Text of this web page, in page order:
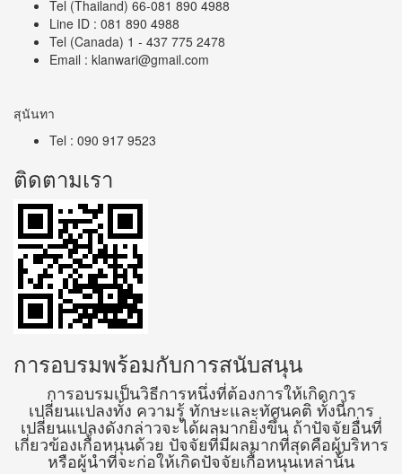
Tel (Thailand) 66-081 890 4988
Line ID : 081 890 4988
Tel (Canada) 1 - 437 775 2478
Email : klanwari@gmail.com
สุนันทา
Tel : 090 917 9523
ติดตามเรา
การอบรมพร้อมกับการสนับสนุน
การอบรมเป็นวิธีการหนึ่งที่ต้องการให้เกิดการ
เปลี่ยนแปลงทั้ง ความรู้ ทักษะและทัศนคติ ทั้งนี้การ
เปลี่ยนแปลงดังกล่าวจะได้ผลมากยิ่งขึ้น ถ้าปัจจัยอื่นที่
เกี่ยวข้องเกื้อหนุนด้วย ปัจจัยที่มีผลมากที่สุดคือผู้บริหาร
หรือผู้นำที่จะก่อให้เกิดปัจจัยเกื้อหนุนเหล่านั้น